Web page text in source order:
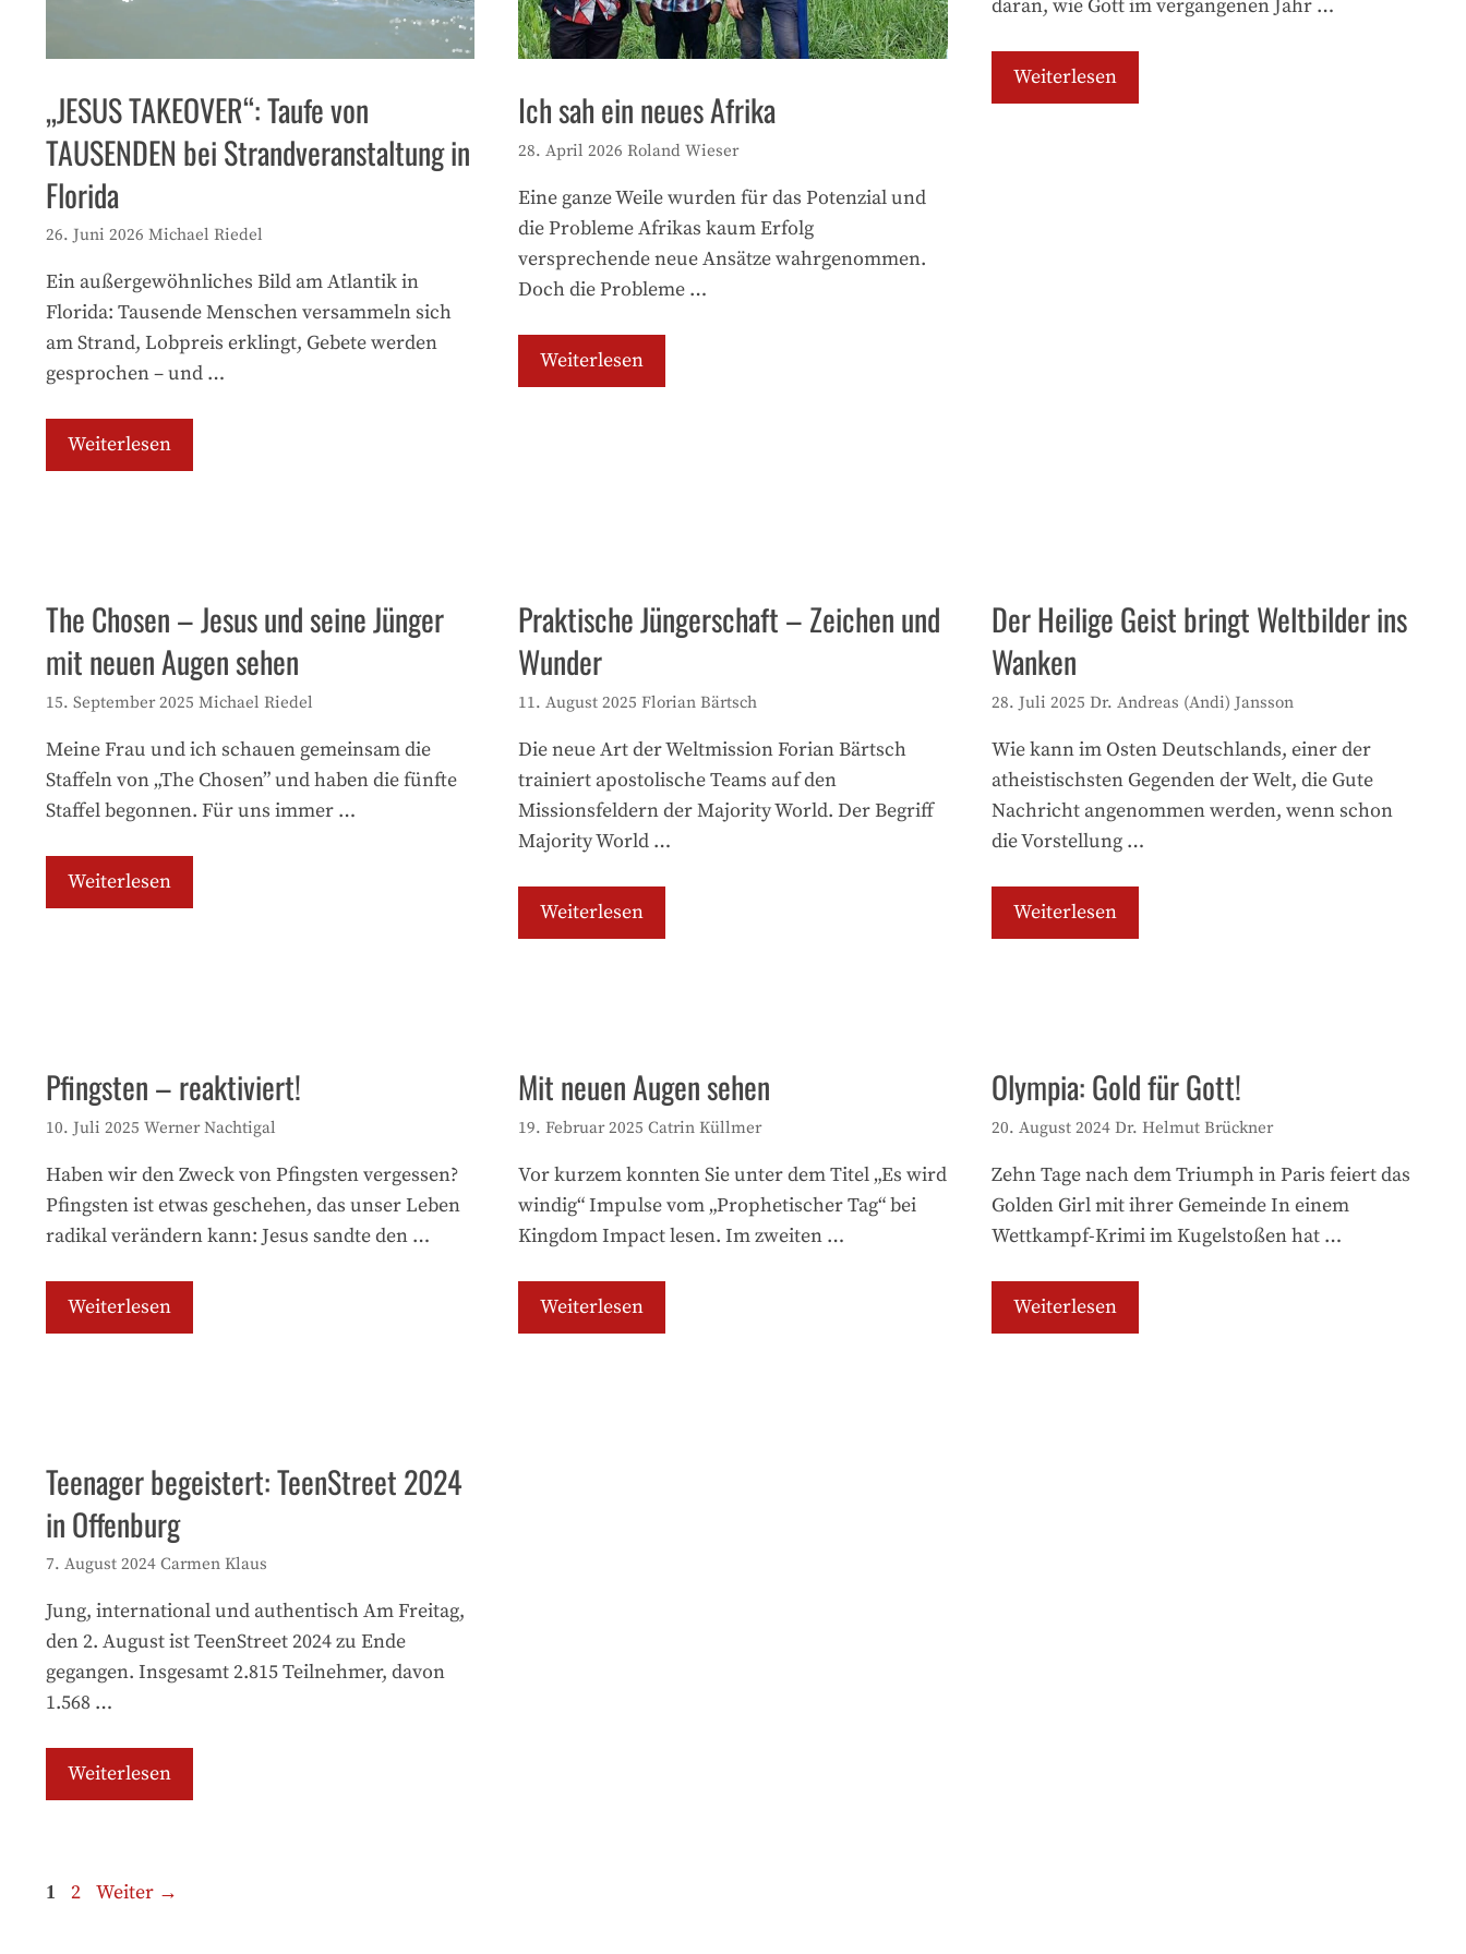
„JESUS TAKEOVER“: Taufe von
TAUSENDEN bei Strandveranstaltung in
Florida
26. Juni 2026 Michael Riedel
Ein außergewöhnliches Bild am Atlantik in
Florida: Tausende Menschen versammeln sich
am Strand, Lobpreis erklingt, Gebete werden
gesprochen – und …
Weiterlesen
Ich sah ein neues Afrika
28. April 2026 Roland Wieser
Eine ganze Weile wurden für das Potenzial und
die Probleme Afrikas kaum Erfolg
versprechende neue Ansätze wahrgenommen.
Doch die Probleme …
Weiterlesen
daran, wie Gott im vergangenen Jahr …
Weiterlesen
The Chosen – Jesus und seine Jünger
mit neuen Augen sehen
15. September 2025 Michael Riedel
Meine Frau und ich schauen gemeinsam die
Staffeln von „The Chosen” und haben die fünfte
Staffel begonnen. Für uns immer …
Weiterlesen
Praktische Jüngerschaft – Zeichen und
Wunder
11. August 2025 Florian Bärtsch
Die neue Art der Weltmission Forian Bärtsch
trainiert apostolische Teams auf den
Missionsfeldern der Majority World. Der Begriff
Majority World …
Weiterlesen
Der Heilige Geist bringt Weltbilder ins
Wanken
28. Juli 2025 Dr. Andreas (Andi) Jansson
Wie kann im Osten Deutschlands, einer der
atheistischsten Gegenden der Welt, die Gute
Nachricht angenommen werden, wenn schon
die Vorstellung …
Weiterlesen
Pfingsten – reaktiviert!
10. Juli 2025 Werner Nachtigal
Haben wir den Zweck von Pfingsten vergessen?
Pfingsten ist etwas geschehen, das unser Leben
radikal verändern kann: Jesus sandte den …
Weiterlesen
Mit neuen Augen sehen
19. Februar 2025 Catrin Küllmer
Vor kurzem konnten Sie unter dem Titel „Es wird
windig“ Impulse vom „Prophetischer Tag“ bei
Kingdom Impact lesen. Im zweiten …
Weiterlesen
Olympia: Gold für Gott!
20. August 2024 Dr. Helmut Brückner
Zehn Tage nach dem Triumph in Paris feiert das
Golden Girl mit ihrer Gemeinde In einem
Wettkampf-Krimi im Kugelstoßen hat …
Weiterlesen
Teenager begeistert: TeenStreet 2024
in Offenburg
7. August 2024 Carmen Klaus
Jung, international und authentisch Am Freitag,
den 2. August ist TeenStreet 2024 zu Ende
gegangen. Insgesamt 2.815 Teilnehmer, davon
1.568 …
Weiterlesen
Seite
1 Seite
2 Weiter →